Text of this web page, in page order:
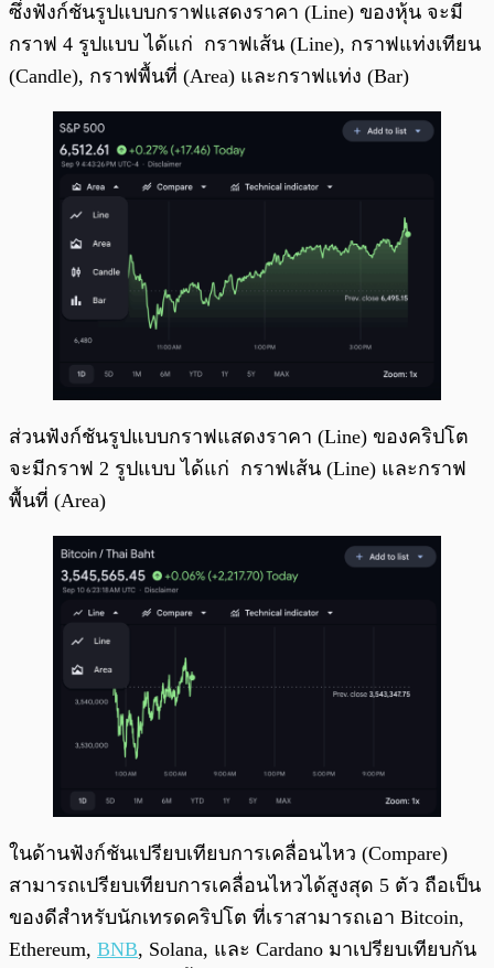
ซึ่งฟังก์ชันรูปแบบกราฟแสดงราคา (Line) ของหุ้น จะมี
กราฟ 4 รูปแบบ ได้แก่ กราฟเส้น (Line), กราฟแท่งเทียน
(Candle), กราฟพื้นที่ (Area) และกราฟแท่ง (Bar)
ส่วนฟังก์ชันรูปแบบกราฟแสดงราคา (Line) ของคริปโต
จะมีกราฟ 2 รูปแบบ ได้แก่ กราฟเส้น (Line) และกราฟ
พื้นที่ (Area)
ในด้านฟังก์ชันเปรียบเทียบการเคลื่อนไหว (Compare)
สามารถเปรียบเทียบการเคลื่อนไหวได้สูงสุด 5 ตัว ถือเป็น
ของดีสำหรับนักเทรดคริปโต ที่เราสามารถเอา Bitcoin,
Ethereum, BNB, Solana, และ Cardano มาเปรียบเทียบกัน